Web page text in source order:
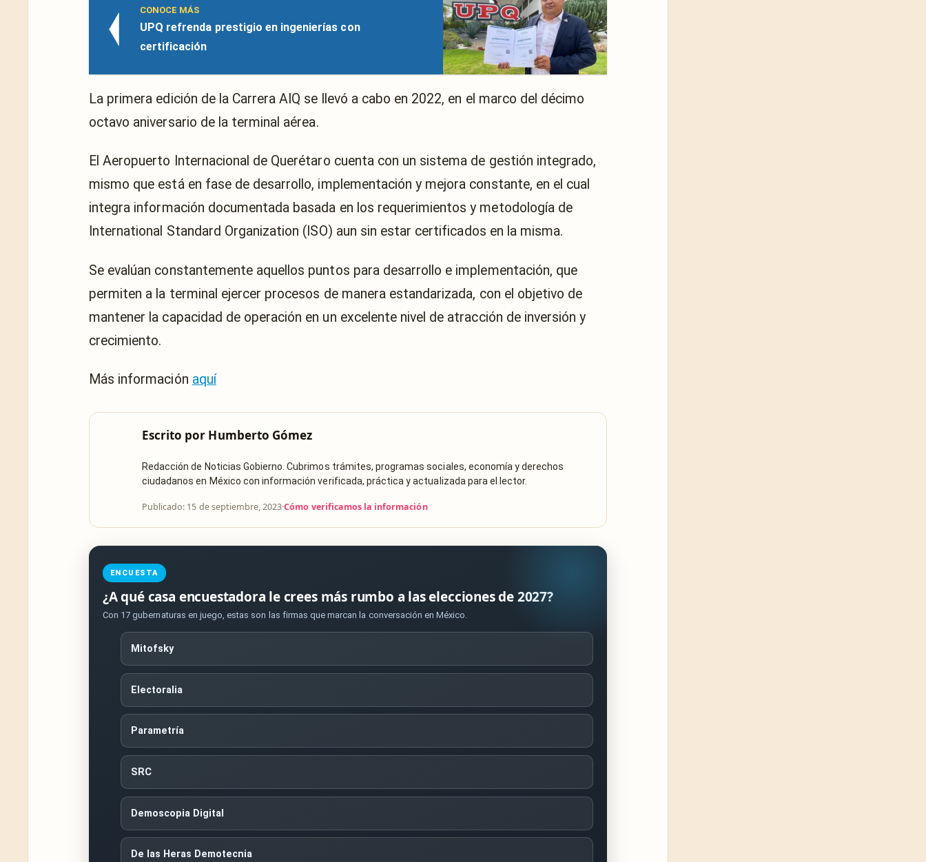
CONOCE MÁS
UPQ refrenda prestigio en ingenierías con
certificación
La primera edición de la Carrera AIQ se llevó a cabo en 2022, en el marco del décimo
octavo aniversario de la terminal aérea.
El Aeropuerto Internacional de Querétaro cuenta con un sistema de gestión integrado,
mismo que está en fase de desarrollo, implementación y mejora constante, en el cual
integra información documentada basada en los requerimientos y metodología de
International Standard Organization (ISO) aun sin estar certificados en la misma.
Se evalúan constantemente aquellos puntos para desarrollo e implementación, que
permiten a la terminal ejercer procesos de manera estandarizada, con el objetivo de
mantener la capacidad de operación en un excelente nivel de atracción de inversión y
crecimiento.
Más información aquí
Escrito por Humberto Gómez
Redacción de Noticias Gobierno. Cubrimos trámites, programas sociales, economía y derechos
ciudadanos en México con información verificada, práctica y actualizada para el lector.
Publicado: 15 de septiembre, 2023·Cómo verificamos la información
ENCUESTA
¿A qué casa encuestadora le crees más rumbo a las elecciones de 2027?
Con 17 gubernaturas en juego, estas son las firmas que marcan la conversación en México.
Mitofsky
Electoralia
Parametría
SRC
Demoscopia Digital
De las Heras Demotecnia